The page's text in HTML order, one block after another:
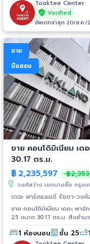
งามวงศ์วาน-แคราย : 3.8 กม.
เกษมราษฎร์ : 1.6 กม. - โรง
บัณฑิตย์ : 3.0 กม. - มหาวิทยา
สาธารณสุข : 5.0 กม.
Tooktee Center
Verified
อัพเดทล่าสุด 20/ส.ค./
ขาย
มือสอง
ขาย คอนโดิมิเนียม เดอ
30.17 ตร.ม.
฿ 2,235,597 ฿
วงศ์สว่าง เขตบางซื่อ กรุงเ
เดอะ พาร์คแลนด์ รัชดา-วงศ์
ขาย คอนโดิมิเนียม เดอะ พา
25 ขนาด 30.17 ตร.ม. สิ่งอำนวยความสะดวก - ฟิตเนส - สระว่ายน้ำ - สวน
สาธารณะ - เจ้าหน้าที่รักษาความปลอด
บิ๊กซี วงศ์สว่าง - เมเจอร์ฯ รัช
1 ห้องนอน ชั้น 25